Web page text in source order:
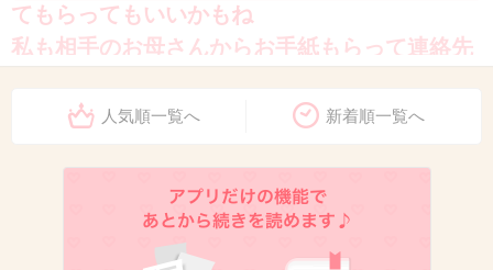
てもらってもいいかもね
私も相手のお母さんからお手紙もらって連絡先
3件の返信
+61
2026/07/08(水) 17:44:00
人気順一覧へ 新着順一覧へ